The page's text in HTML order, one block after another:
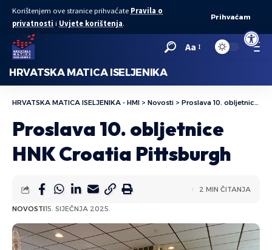
Open
Korištenjem ove stranice prihvaćate Pravila o
privatnosti i Uvjete korištenja.
Prihvaćam
Aa
HRVATSKA MATICA ISELJENIKA
HRVATSKA MATICA ISELJENIKA - HMI > Novosti > Proslava 10. obljetnice HNK Croatia Pittsburgh
Proslava 10. obljetnice
HNK Croatia Pittsburgh
NOVOSTI15. SIJEČNJA 2025.
2 MIN ČITANJA